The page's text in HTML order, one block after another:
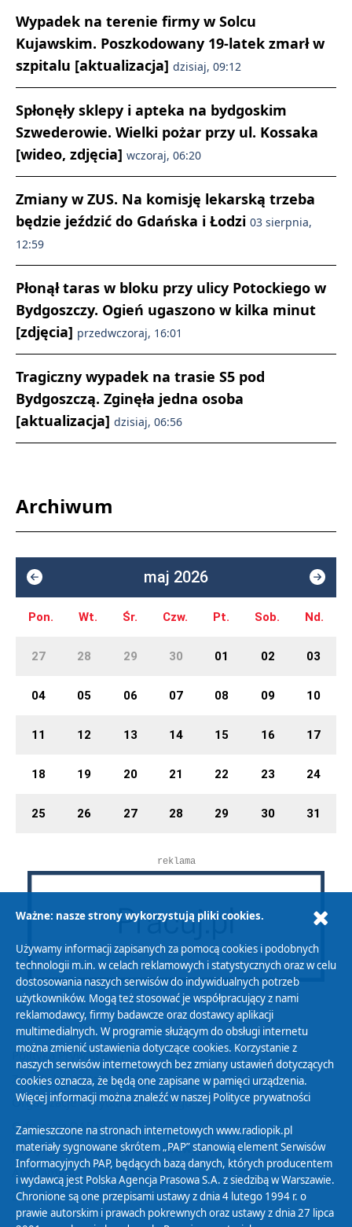
Wypadek na terenie firmy w Solcu
Kujawskim. Poszkodowany 19-latek zmarł w
szpitalu [aktualizacja] dzisiaj, 09:12
Spłonęły sklepy i apteka na bydgoskim
Szwederowie. Wielki pożar przy ul. Kossaka
[wideo, zdjęcia] wczoraj, 06:20
Zmiany w ZUS. Na komisję lekarską trzeba
będzie jeździć do Gdańska i Łodzi 03 sierpnia,
12:59
Płonął taras w bloku przy ulicy Potockiego w
Bydgoszczy. Ogień ugaszono w kilka minut
[zdjęcia] przedwczoraj, 16:01
Tragiczny wypadek na trasie S5 pod
Bydgoszczą. Zginęła jedna osoba
[aktualizacja] dzisiaj, 06:56
Archiwum
maj 2026
Pon. Wt. Śr. Czw. Pt. Sob. Nd.
27 28 29 30 01 02 03
04 05 06 07 08 09 10
11 12 13 14 15 16 17
18 19 20 21 22 23 24
25 26 27 28 29 30 31
reklama
Polityka Prywatności
Zasady korzystania z Serwisu
Organizacje Pożytku Publicznego
Cyfryzacja DAB+
Polityka ochrony danych osobowych
Abonament
Zamówienia publiczne
Ważne: nasze strony wykorzystują pliki cookies.
Używamy informacji zapisanych za pomocą cookies i podobnych
technologii m.in. w celach reklamowych i statystycznych oraz w celu
dostosowania naszych serwisów do indywidualnych potrzeb
użytkowników. Mogą też stosować je współpracujący z nami
reklamodawcy, firmy badawcze oraz dostawcy aplikacji
multimedialnych. W programie służącym do obsługi internetu
można zmienić ustawienia dotyczące cookies. Korzystanie z
naszych serwisów internetowych bez zmiany ustawień dotyczących
cookies oznacza, że będą one zapisane w pamięci urządzenia.
Więcej informacji można znaleźć w naszej Polityce prywatności
Zamieszczone na stronach internetowych www.radiopik.pl
materiały sygnowane skrótem „PAP” stanowią element Serwisów
Informacyjnych PAP, będących bazą danych, których producentem
i wydawcą jest Polska Agencja Prasowa S.A. z siedzibą w Warszawie.
Chronione są one przepisami ustawy z dnia 4 lutego 1994 r. o
prawie autorskim i prawach pokrewnych oraz ustawy z dnia 27 lipca